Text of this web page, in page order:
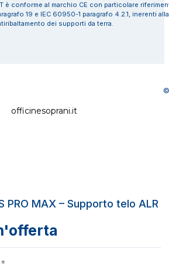
è conforme al marchio CE con particolare
19 e IEC 60950-1 paragrafo 4.2.1, inerenti
dei supporti da terra.
©
officinesoprani.it
PRO MAX – Supporto telo ALR